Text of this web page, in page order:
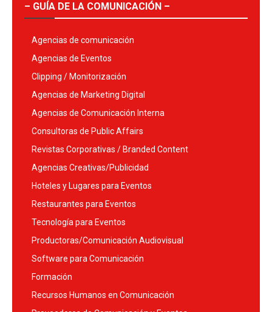
– GUÍA DE LA COMUNICACIÓN –
Agencias de comunicación
Agencias de Eventos
Clipping / Monitorización
Agencias de Marketing Digital
Agencias de Comunicación Interna
Consultoras de Public Affairs
Revistas Corporativas / Branded Content
Agencias Creativas/Publicidad
Hoteles y Lugares para Eventos
Restaurantes para Eventos
Tecnología para Eventos
Productoras/Comunicación Audiovisual
Software para Comunicación
Formación
Recursos Humanos en Comunicación